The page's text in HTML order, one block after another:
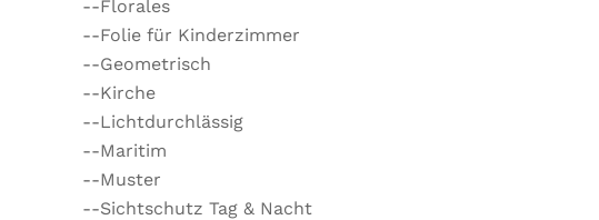
--Florales
--Folie für Kinderzimmer
--Geometrisch
--Kirche
--Lichtdurchlässig
--Maritim
--Muster
--Sichtschutz Tag & Nacht